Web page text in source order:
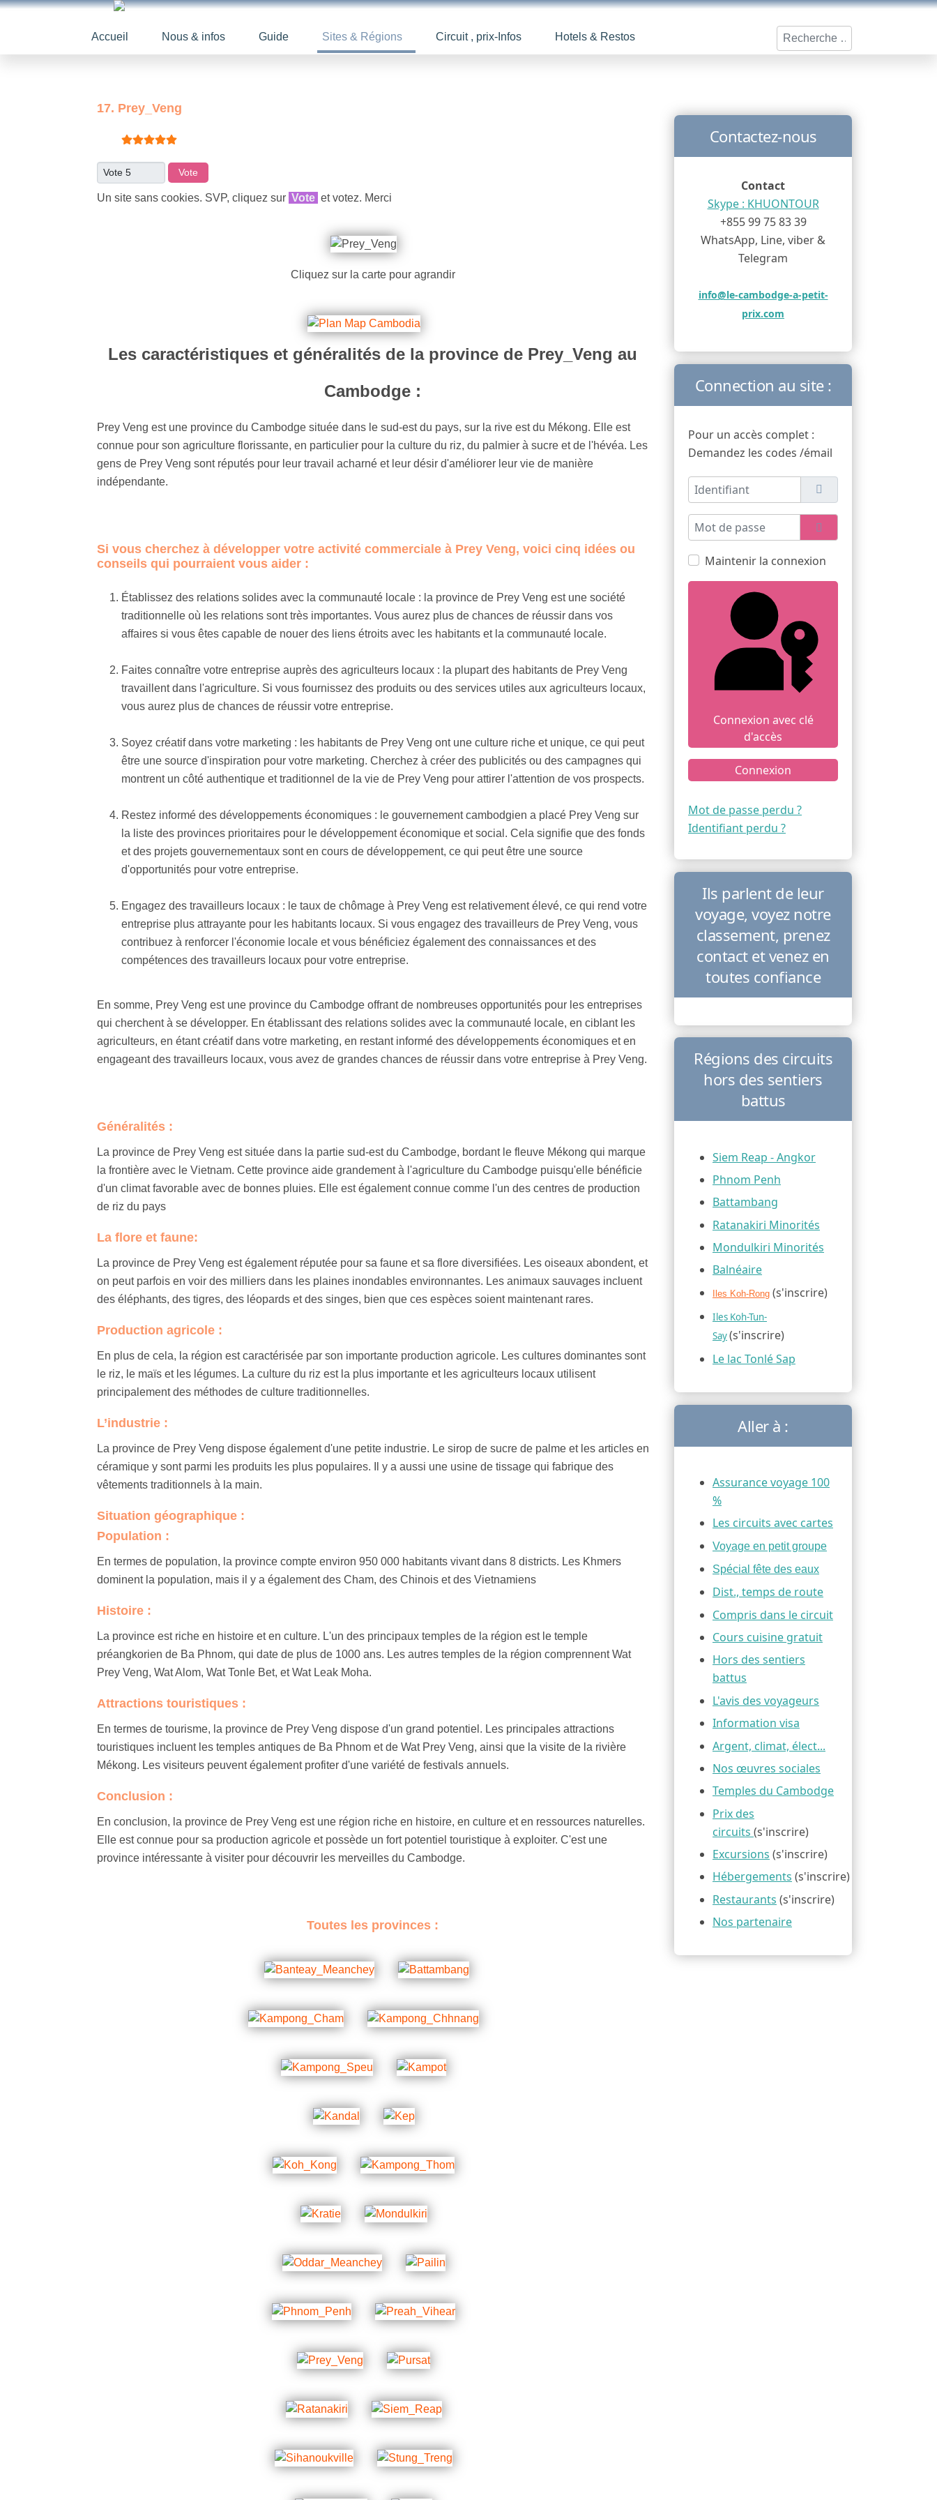
Accueil Nous & infos Guide Sites & Régions Circuit , prix-Infos Hotels & Restos Rechercher
17. Prey_Veng
Vote utilisateur:
Veuillez voter
Un site sans cookies. SVP, cliquez sur Vote et votez. Merci
Cliquez sur la carte pour agrandir
Les caractéristiques et généralités de la province de Prey_Veng au
Cambodge :
Prey Veng est une province du Cambodge située dans le sud-est du pays, sur la rive est du Mékong. Elle est
connue pour son agriculture florissante, en particulier pour la culture du riz, du palmier à sucre et de l'hévéa. Les
gens de Prey Veng sont réputés pour leur travail acharné et leur désir d'améliorer leur vie de manière
indépendante.
Si vous cherchez à développer votre activité commerciale à Prey Veng, voici cinq idées ou
conseils qui pourraient vous aider :
Établissez des relations solides avec la communauté locale : la province de Prey Veng est une société
traditionnelle où les relations sont très importantes. Vous aurez plus de chances de réussir dans vos
affaires si vous êtes capable de nouer des liens étroits avec les habitants et la communauté locale.
Faites connaître votre entreprise auprès des agriculteurs locaux : la plupart des habitants de Prey Veng
travaillent dans l'agriculture. Si vous fournissez des produits ou des services utiles aux agriculteurs locaux,
vous aurez plus de chances de réussir votre entreprise.
Soyez créatif dans votre marketing : les habitants de Prey Veng ont une culture riche et unique, ce qui peut
être une source d'inspiration pour votre marketing. Cherchez à créer des publicités ou des campagnes qui
montrent un côté authentique et traditionnel de la vie de Prey Veng pour attirer l'attention de vos prospects.
Restez informé des développements économiques : le gouvernement cambodgien a placé Prey Veng sur
la liste des provinces prioritaires pour le développement économique et social. Cela signifie que des fonds
et des projets gouvernementaux sont en cours de développement, ce qui peut être une source
d'opportunités pour votre entreprise.
Engagez des travailleurs locaux : le taux de chômage à Prey Veng est relativement élevé, ce qui rend votre
entreprise plus attrayante pour les habitants locaux. Si vous engagez des travailleurs de Prey Veng, vous
contribuez à renforcer l'économie locale et vous bénéficiez également des connaissances et des
compétences des travailleurs locaux pour votre entreprise.
En somme, Prey Veng est une province du Cambodge offrant de nombreuses opportunités pour les entreprises
qui cherchent à se développer. En établissant des relations solides avec la communauté locale, en ciblant les
agriculteurs, en étant créatif dans votre marketing, en restant informé des développements économiques et en
engageant des travailleurs locaux, vous avez de grandes chances de réussir dans votre entreprise à Prey Veng.
Généralités :
La province de Prey Veng est située dans la partie sud-est du Cambodge, bordant le fleuve Mékong qui marque
la frontière avec le Vietnam. Cette province aide grandement à l'agriculture du Cambodge puisqu'elle bénéficie
d'un climat favorable avec de bonnes pluies. Elle est également connue comme l'un des centres de production
de riz du pays
La flore et faune:
La province de Prey Veng est également réputée pour sa faune et sa flore diversifiées. Les oiseaux abondent, et
on peut parfois en voir des milliers dans les plaines inondables environnantes. Les animaux sauvages incluent
des éléphants, des tigres, des léopards et des singes, bien que ces espèces soient maintenant rares.
Production agricole :
En plus de cela, la région est caractérisée par son importante production agricole. Les cultures dominantes sont
le riz, le maïs et les légumes. La culture du riz est la plus importante et les agriculteurs locaux utilisent
principalement des méthodes de culture traditionnelles.
L’industrie :
La province de Prey Veng dispose également d'une petite industrie. Le sirop de sucre de palme et les articles en
céramique y sont parmi les produits les plus populaires. Il y a aussi une usine de tissage qui fabrique des
vêtements traditionnels à la main.
Situation géographique :
Population :
En termes de population, la province compte environ 950 000 habitants vivant dans 8 districts. Les Khmers
dominent la population, mais il y a également des Cham, des Chinois et des Vietnamiens
Histoire :
La province est riche en histoire et en culture. L'un des principaux temples de la région est le temple
préangkorien de Ba Phnom, qui date de plus de 1000 ans. Les autres temples de la région comprennent Wat
Prey Veng, Wat Alom, Wat Tonle Bet, et Wat Leak Moha.
Attractions touristiques :
En termes de tourisme, la province de Prey Veng dispose d'un grand potentiel. Les principales attractions
touristiques incluent les temples antiques de Ba Phnom et de Wat Prey Veng, ainsi que la visite de la rivière
Mékong. Les visiteurs peuvent également profiter d'une variété de festivals annuels.
Conclusion :
En conclusion, la province de Prey Veng est une région riche en histoire, en culture et en ressources naturelles.
Elle est connue pour sa production agricole et possède un fort potentiel touristique à exploiter. C'est une
province intéressante à visiter pour découvrir les merveilles du Cambodge.
Toutes les provinces :
Contactez-nous
Contact
Skype : KHUONTOUR
+855 99 75 83 39
WhatsApp, Line, viber &
Telegram
info@le-cambodge-a-petit-
prix.com
Connection au site :
Pour un accès complet :
Demandez les codes /émail
Identifiant
Mot de passe
Afficher le mot de
Maintenir la connexion
Connexion avec clé
d'accès
Connexion
Mot de passe perdu ?
Identifiant perdu ?
Ils parlent de leur
voyage, voyez notre
classement, prenez
contact et venez en
toutes confiance
Régions des circuits
hors des sentiers
battus
Siem Reap - Angkor
Phnom Penh
Battambang
Ratanakiri Minorités
Mondulkiri Minorités
Balnéaire
Iles Koh-Rong (s'inscrire)
Iles Koh-Tun-
Say(s'inscrire)
Le lac Tonlé Sap
Aller à :
Assurance voyage 100
%
Les circuits avec cartes
Voyage en petit groupe
Spécial fête des eaux
Dist., temps de route
Compris dans le circuit
Cours cuisine gratuit
Hors des sentiers
battus
L'avis des voyageurs
Information visa
Argent, climat, élect...
Nos œuvres sociales
Temples du Cambodge
Prix des
circuits (s'inscrire)
Excursions (s'inscrire)
Hébergements (s'inscrire)
Restaurants (s'inscrire)
Nos partenaire